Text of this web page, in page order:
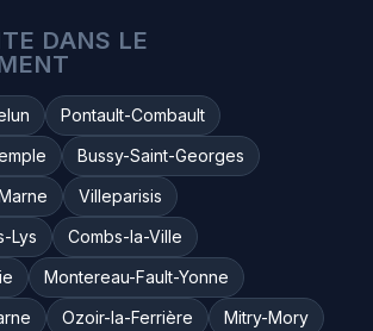
DANS LE
Pontault-Combault
Bussy-Saint-Georges
Villeparisis
Lys
Combs-la-Ville
Montereau-Fault-Yonne
Ozoir-la-Ferrière
Mitry-Mory